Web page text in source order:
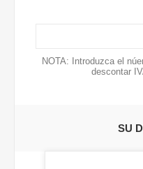
NOTA: Introduzca el
descontar
SU